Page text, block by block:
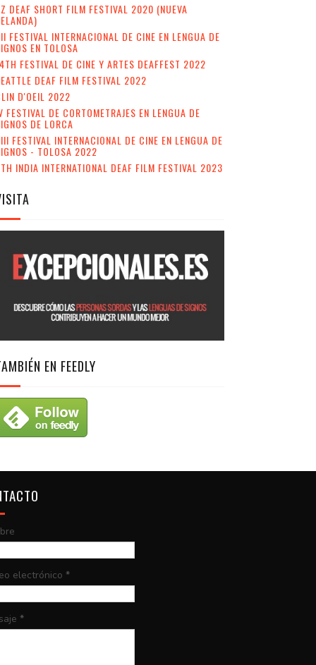
DEAF SHORT FILM FESTIVAL 2020 (NUEVA
FESTIVAL INTERNACIONAL DE CINE EN LENGUA DE
EN TOLOSA
FESTIVAL DE CINE Y ARTES DEAFFEST 2022
DEAF FILM FESTIVAL 2022
D'OEIL 2022
FESTIVAL DE CORTOMETRAJES EN LENGUA DE
DE LORCA
FESTIVAL INTERNACIONAL DE CINE EN LENGUA DE
- TOLOSA 2022
INDIA INTERNATIONAL DEAF FILM FESTIVAL 2023
EN FEEDLY
electrónico *
*